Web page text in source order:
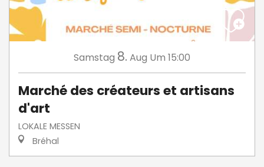
Samstag 8. Aug Um 15:00
Marché des créateurs et artisans
d'art
LOKALE MESSEN
Bréhal